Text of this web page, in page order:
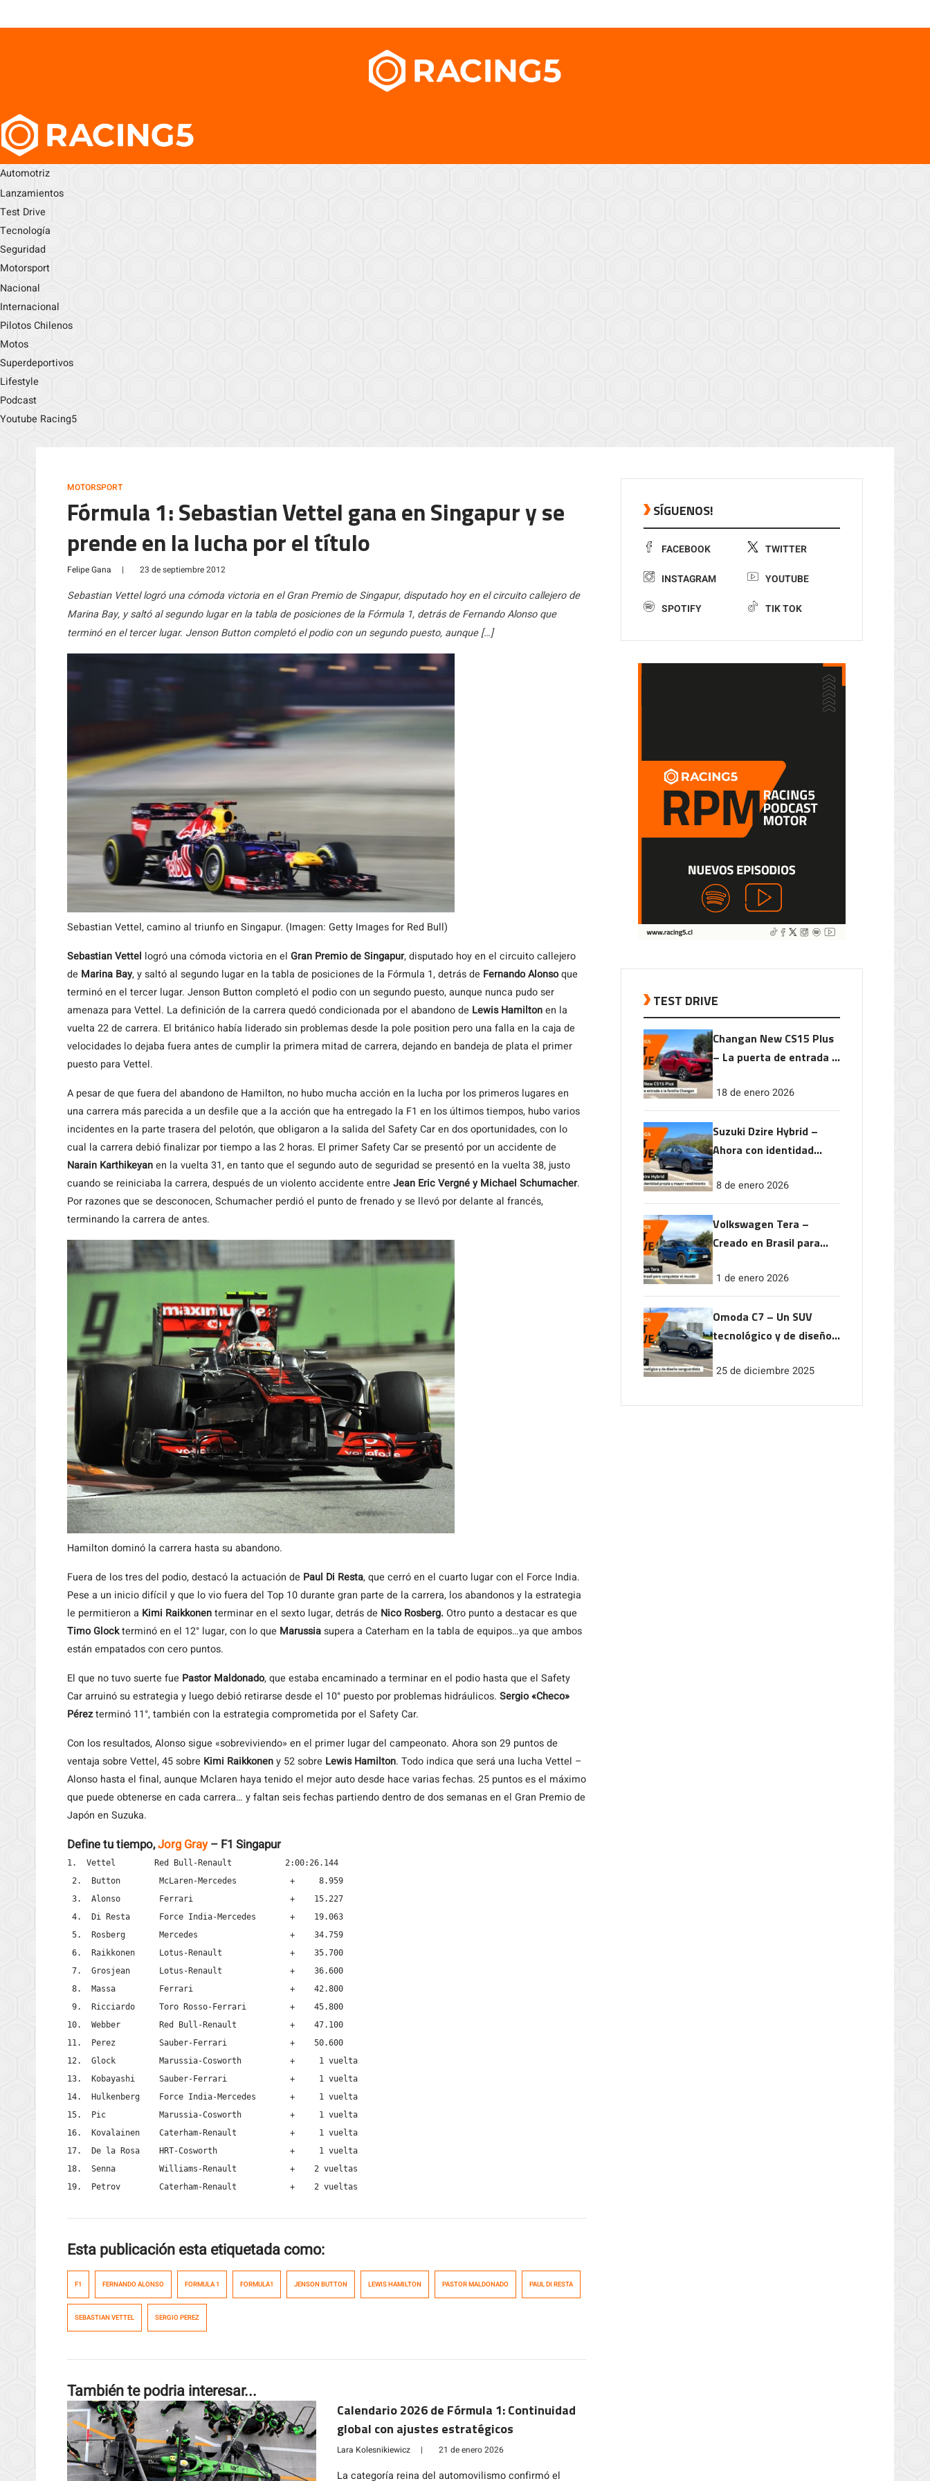
Automotriz
Lanzamientos
Test Drive
Tecnología
Seguridad
Motorsport
Nacional
Internacional
Pilotos Chilenos
Motos
Superdeportivos
Lifestyle
Podcast
Youtube Racing5
MOTORSPORT
Fórmula 1: Sebastian Vettel gana en Singapur y se
prende en la lucha por el título
Felipe Gana | 23 de septiembre 2012
Sebastian Vettel logró una cómoda victoria en el Gran Premio de Singapur, disputado hoy en el circuito callejero de
Marina Bay, y saltó al segundo lugar en la tabla de posiciones de la Fórmula 1, detrás de Fernando Alonso que
terminó en el tercer lugar. Jenson Button completó el podio con un segundo puesto, aunque […]
Sebastian Vettel, camino al triunfo en Singapur. (Imagen: Getty Images for Red Bull)
SebastianVettel logró una cómoda victoria en el Gran Premio de Singapur, disputado hoy en el circuito callejero
de Marina Bay, y saltó al segundo lugar en la tabla de posiciones de la Fórmula 1, detrás de Fernando Alonsoque
terminó en el tercer lugar. Jenson Button completó el podio con un segundo puesto, aunque nunca pudo ser
amenaza para Vettel. La definición de la carrera quedó condicionada por el abandono de Lewis Hamiltonen la
vuelta 22 de carrera. El británico había liderado sin problemas desde la pole position pero una falla en la caja de
velocidades lo dejaba fuera antes de cumplir la primera mitad de carrera, dejando en bandeja de plata el primer
puesto para Vettel.
A pesar de que fuera del abandono de Hamilton, no hubo mucha acción en la lucha por los primeros lugares en
una carrera más parecida a un desfile que a la acción que ha entregado la F1 en los últimos tiempos, hubo varios
incidentes en la parte trasera del pelotón, que obligaron a la salida del Safety Car en dos oportunidades, con lo
cual la carrera debió finalizar por tiempo a las 2 horas. El primer Safety Car se presentó por un accidente de
Narain Karthikeyanen la vuelta 31, en tanto que el segundo auto de seguridad se presentó en la vuelta 38, justo
cuando se reiniciaba la carrera, después de un violento accidente entre Jean Eric Vergné y Michael Schumacher.
Por razones que se desconocen, Schumacher perdió el punto de frenado y se llevó por delante al francés,
terminando la carrera de antes.
Hamilton dominó la carrera hasta su abandono.
Fuera de los tres del podio, destacó la actuación de Paul Di Resta, que cerró en el cuarto lugar con el Force India.
Pese a un inicio difícil y que lo vio fuera del Top 10 durante gran parte de la carrera, los abandonos y la estrategia
le permitieron a Kimi Raikkonenterminar en el sexto lugar, detrás de Nico Rosberg. Otro punto a destacar es que
Timo Glockterminó en el 12° lugar, con lo que Marussiasupera a Caterham en la tabla de equipos…ya que ambos
están empatados con cero puntos.
El que no tuvo suerte fue Pastor Maldonado, que estaba encaminado a terminar en el podio hasta que el Safety
Car arruinó su estrategia y luego debió retirarse desde el 10° puesto por problemas hidráulicos. Sergio «Checo»
Pérezterminó 11°, también con la estrategia comprometida por el Safety Car.
Con los resultados, Alonso sigue «sobreviviendo» en el primer lugar del campeonato. Ahora son 29 puntos de
ventaja sobre Vettel, 45 sobre Kimi Raikkoneny 52 sobre Lewis Hamilton. Todo indica que será una lucha Vettel –
Alonso hasta el final, aunque Mclaren haya tenido el mejor auto desde hace varias fechas. 25 puntos es el máximo
que puede obtenerse en cada carrera… y faltan seis fechas partiendo dentro de dos semanas en el Gran Premio de
Japón en Suzuka.
Define tu tiempo,Jorg Gray– F1 Singapur
1.  Vettel        Red Bull-Renault           2:00:26.144
2.  Button        McLaren-Mercedes           +     8.959
3.  Alonso        Ferrari                    +    15.227
4.  Di Resta      Force India-Mercedes       +    19.063
5.  Rosberg       Mercedes                   +    34.759
6.  Raikkonen     Lotus-Renault              +    35.700
7.  Grosjean      Lotus-Renault              +    36.600
8.  Massa         Ferrari                    +    42.800
9.  Ricciardo     Toro Rosso-Ferrari         +    45.800
10.  Webber        Red Bull-Renault           +    47.100
11.  Perez         Sauber-Ferrari             +    50.600
12.  Glock         Marussia-Cosworth          +     1 vuelta
13.  Kobayashi     Sauber-Ferrari             +     1 vuelta
14.  Hulkenberg    Force India-Mercedes       +     1 vuelta
15.  Pic           Marussia-Cosworth          +     1 vuelta
16.  Kovalainen    Caterham-Renault           +     1 vuelta
17.  De la Rosa    HRT-Cosworth               +     1 vuelta
18.  Senna         Williams-Renault           +    2 vueltas
19.  Petrov        Caterham-Renault           +    2 vueltas
Esta publicación esta etiquetada como:
F1 FERNANDO ALONSO FORMULA 1 FORMULA1 JENSON BUTTON LEWIS HAMILTON PASTOR MALDONADO PAUL DI RESTA
SEBASTIAN VETTEL SERGIO PEREZ
También te podria interesar...
Calendario 2026 de Fórmula 1: Continuidad
global con ajustes estratégicos
Lara Kolesnikiewicz | 21 de enero 2026
La categoría reina del automovilismo confirmó el
SÍGUENOS!
FACEBOOK TWITTER
INSTAGRAM YOUTUBE
SPOTIFY TIK TOK
TEST DRIVE
Changan New CS15 Plus
– La puerta de entrada a
18 de enero 2026
Suzuki Dzire Hybrid –
Ahora con identidad
rendimiento
8 de enero 2026
Volkswagen Tera –
Creado en Brasil para
1 de enero 2026
Omoda C7 – Un SUV
tecnológico y de diseño
25 de diciembre 2025